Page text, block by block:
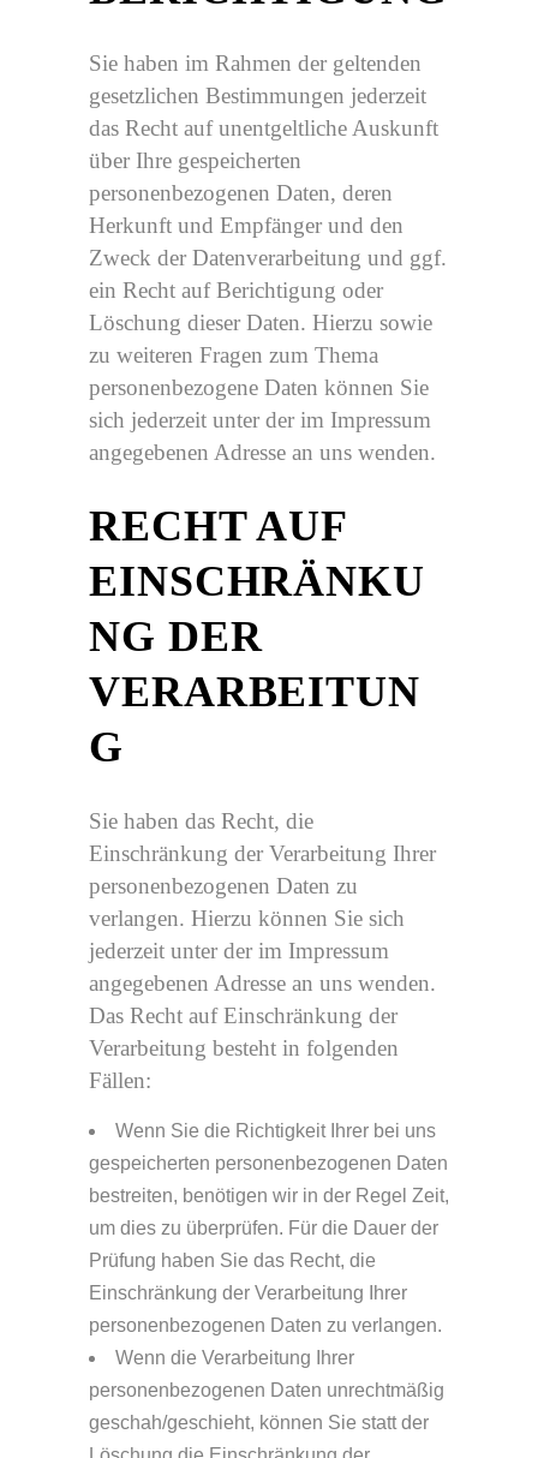
Sie haben im Rahmen der geltenden
gesetzlichen Bestimmungen jederzeit
das Recht auf unentgeltliche Auskunft
über Ihre gespeicherten
personenbezogenen Daten, deren
Herkunft und Empfänger und den
Zweck der Datenverarbeitung und ggf.
ein Recht auf Berichtigung oder
Löschung dieser Daten. Hierzu sowie
zu weiteren Fragen zum Thema
personenbezogene Daten können Sie
sich jederzeit unter der im Impressum
angegebenen Adresse an uns wenden.
RECHT AUF
EINSCHRÄNKU
NG DER
VERARBEITUN
G
Sie haben das Recht, die
Einschränkung der Verarbeitung Ihrer
personenbezogenen Daten zu
verlangen. Hierzu können Sie sich
jederzeit unter der im Impressum
angegebenen Adresse an uns wenden.
Das Recht auf Einschränkung der
Verarbeitung besteht in folgenden
Fällen:
Wenn Sie die Richtigkeit Ihrer bei uns
gespeicherten personenbezogenen Daten
bestreiten, benötigen wir in der Regel Zeit,
um dies zu überprüfen. Für die Dauer der
Prüfung haben Sie das Recht, die
Einschränkung der Verarbeitung Ihrer
personenbezogenen Daten zu verlangen.
Wenn die Verarbeitung Ihrer
personenbezogenen Daten unrechtmäßig
geschah/geschieht, können Sie statt der